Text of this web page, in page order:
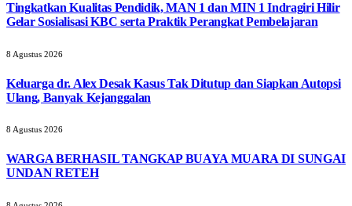
Tingkatkan Kualitas Pendidik, MAN 1 dan MIN 1 Indragiri Hilir
Gelar Sosialisasi KBC serta Praktik Perangkat Pembelajaran
8 Agustus 2026
Keluarga dr. Alex Desak Kasus Tak Ditutup dan Siapkan Autopsi
Ulang, Banyak Kejanggalan
8 Agustus 2026
WARGA BERHASIL TANGKAP BUAYA MUARA DI SUNGAI
UNDAN RETEH